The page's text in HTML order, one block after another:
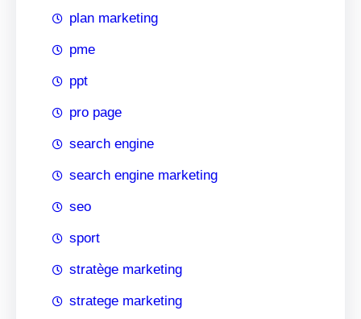
plan marketing
pme
ppt
pro page
search engine
search engine marketing
seo
sport
stratège marketing
stratege marketing